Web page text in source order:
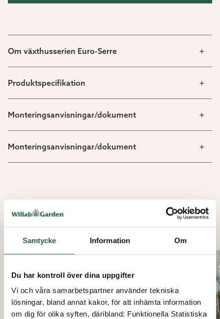
Samtycke Information Om
Du har kontroll över dina uppgifter
Vi och våra samarbetspartner använder tekniska
lösningar, bland annat kakor, för att inhämta information
om dig för olika syften, däribland: Funktionella Statistiska
Om växthusserien Euro-Serre
Produktspecifikation
Monteringsanvisningar/dokument
Monteringsanvisningar/dokument